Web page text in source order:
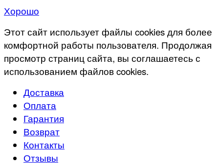
Хорошо
Этот сайт использует файлы cookies для более
комфортной работы пользователя. Продолжая
просмотр страниц сайта, вы соглашаетесь с
использованием файлов cookies.
Доставка
Оплата
Гарантия
Возврат
Контакты
Отзывы